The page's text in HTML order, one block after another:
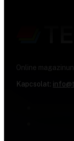
Online
Kapcsolat: